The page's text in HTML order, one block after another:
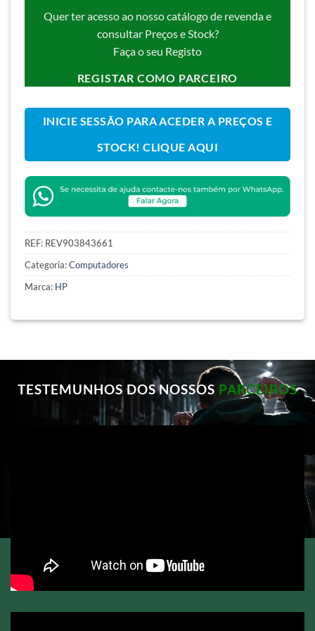
Quer ter acesso ao nosso catálogo de revenda e
consultar Preços e Stock?
Faça o seu Registo
REGISTAR COMO PARCEIRO
INICIE SESSÃO PARA ACEDER A PREÇOS E
STOCK! CLIQUE AQUI
REF: REV903843661
Categoria:Computadores
Marca: HP
TESTEMUNHOS DOS NOSSOS PARCEIROS